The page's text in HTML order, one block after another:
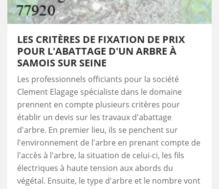
LES CRITÈRES DE FIXATION DE PRIX
POUR L'ABATTAGE D'UN ARBRE À
SAMOIS SUR SEINE
Les professionnels officiants pour la société
Clement Elagage spécialiste dans le domaine
prennent en compte plusieurs critères pour
établir un devis sur les travaux d'abattage
d'arbre. En premier lieu, ils se penchent sur
l'environnement de l'arbre en prenant compte de
l'accès à l'arbre, la situation de celui-ci, les fils
électriques à haute tension aux abords du
végétal. Ensuite, le type d'arbre et le nombre vont